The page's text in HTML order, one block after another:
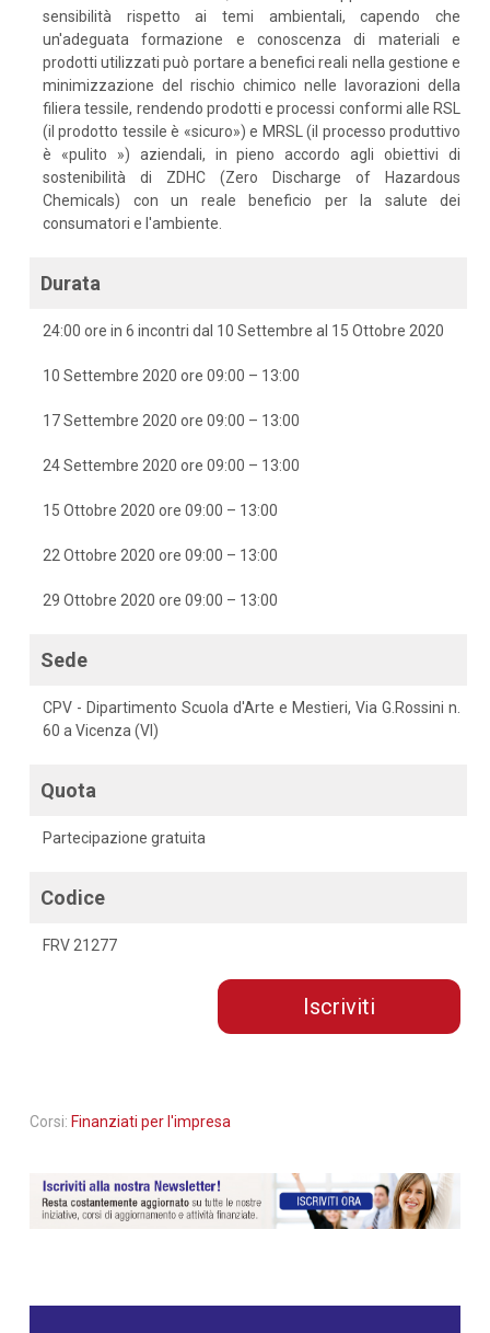
sensibilità rispetto ai temi ambientali, capendo che
un'adeguata formazione e conoscenza di materiali e
prodotti utilizzati può portare a benefici reali nella gestione e
minimizzazione del rischio chimico nelle lavorazioni della
filiera tessile, rendendo prodotti e processi conformi alle RSL
(il prodotto tessile è «sicuro») e MRSL (il processo produttivo
è «pulito ») aziendali, in pieno accordo agli obiettivi di
sostenibilità di ZDHC (Zero Discharge of Hazardous
Chemicals) con un reale beneficio per la salute dei
consumatori e l'ambiente.
Durata
24:00 ore in 6 incontri dal 10 Settembre al 15 Ottobre 2020
10 Settembre 2020 ore 09:00 – 13:00
17 Settembre 2020 ore 09:00 – 13:00
24 Settembre 2020 ore 09:00 – 13:00
15 Ottobre 2020 ore 09:00 – 13:00
22 Ottobre 2020 ore 09:00 – 13:00
29 Ottobre 2020 ore 09:00 – 13:00
Sede
CPV - Dipartimento Scuola d'Arte e Mestieri, Via G.Rossini n.
60 a Vicenza (VI)
Quota
Partecipazione gratuita
Codice
FRV 21277
Iscriviti
Corsi: Finanziati per l'impresa